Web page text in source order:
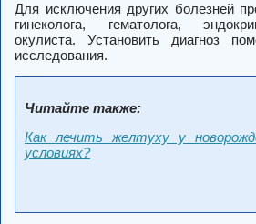
Для исключения других болезней
гинеколога, гематолога,
окулиста. Установить диагноз
исследования.
Читайте также:
Как лечить желтуху у
условиях?